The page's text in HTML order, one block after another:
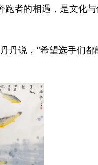
者的相遇，是文化
说，“希望选手们